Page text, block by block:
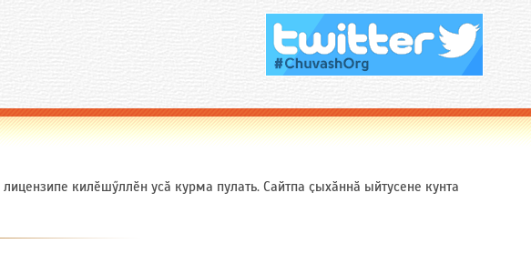
лицензипе килӗшӳллӗн усӑ курма пулать. Сайтпа ҫыхӑннӑ ыйтусене кунта